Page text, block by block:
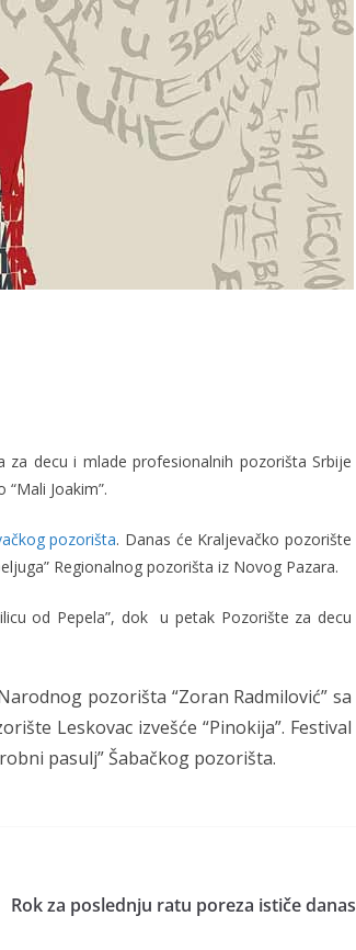
za decu i mlade profesionalnih pozorišta Srbije
Joakim”.
pozorišta. Danas će Kraljevačko pozorište
Regionalnog pozorišta iz Novog Pazara.
od Pepela”, dok u petak Pozorište za decu
pozorišta “Zoran Radmilović” sa
Leskovac izvešće “Pinokija”. Festival
pasulj” Šabačkog pozorišta.
Rok za poslednju ratu poreza ističe danas